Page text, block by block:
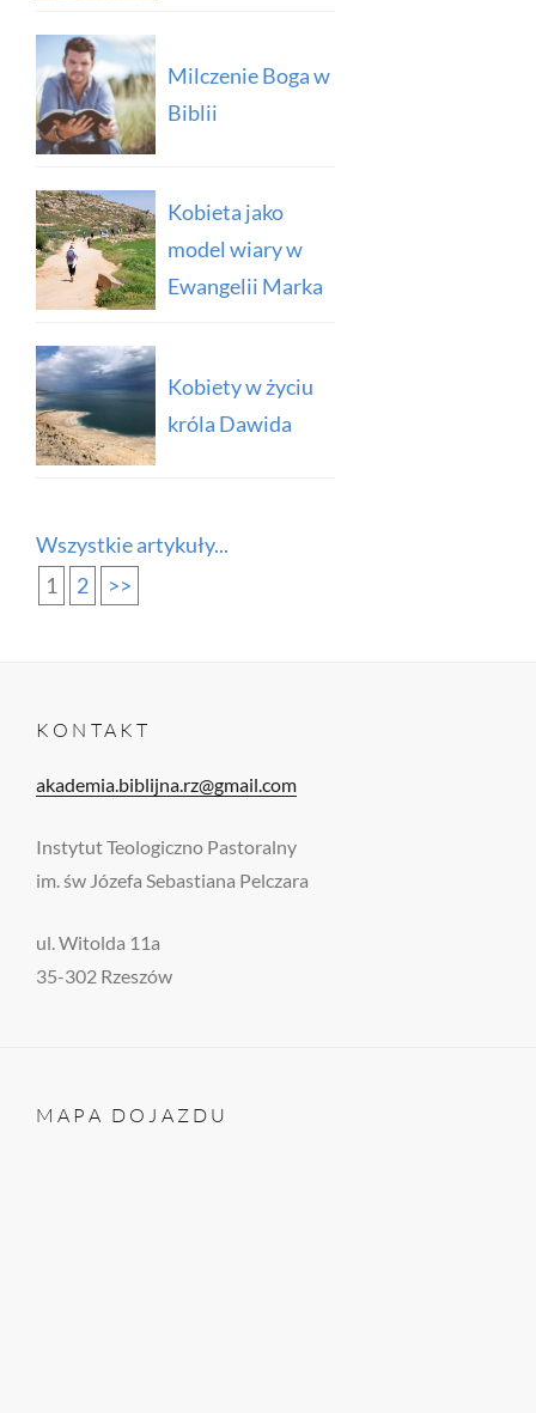
Milczenie Boga w
Biblii
Kobieta jako
model wiary w
Ewangelii Marka
Kobiety w życiu
króla Dawida
Wszystkie artykuły...
1
2 >>
KONTAKT
akademia.biblijna.rz@gmail.com
Instytut Teologiczno Pastoralny
im. św Józefa Sebastiana Pelczara
ul. Witolda 11a
35-302 Rzeszów
MAPA DOJAZDU